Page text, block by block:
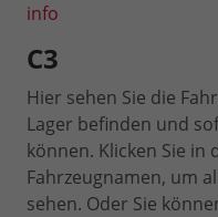
info
C3
Hier sehen Sie die
Lager befinden und
können. Klicken Sie in
Fahrzeugnamen, um
sehen. Oder Sie